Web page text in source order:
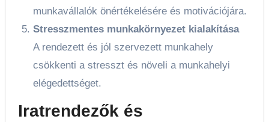
munkavállalók önértékelésére és motivációjára.
Stresszmentes munkakörnyezet kialakítása
A rendezett és jól szervezett munkahely
csökkenti a stresszt és növeli a munkahelyi
elégedettséget.
Iratrendezők és